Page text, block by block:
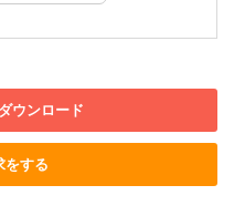
ウンロード
をする